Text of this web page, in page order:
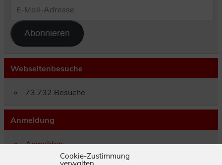
Cookie-Zustimmung
Mail-
Abonnieren
Webseitenbesuche
73.732 Besuche
Anmeldung
Anmelden
Eintrags-Feed